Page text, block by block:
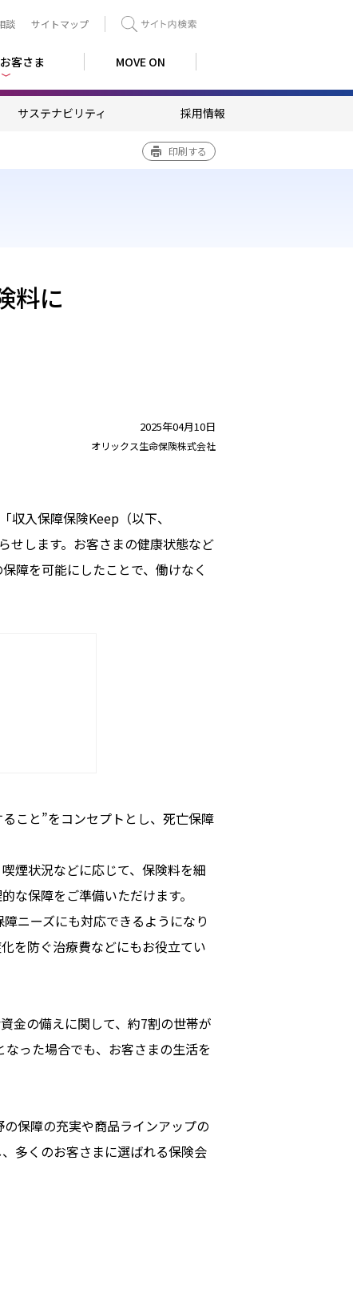
談 サイトマップ
客さま MOVE ON
サステナビリティ 採用情報
印刷する
料に
2025年04月10日
オリックス生命保険株式会社
入保障保険Keep（以下、
せします。お客さまの健康状態など
障を可能にしたことで、働けなく
こと”をコンセプトとし、死亡保障
煙状況などに応じて、保険料を細
な保障をご準備いただけます。
ニーズにも対応できるようになり
を防ぐ治療費などにもお役立てい
金の備えに関して、約7割の世帯が
った場合でも、お客さまの生活を
保障の充実や商品ラインアップの
多くのお客さまに選ばれる保険会